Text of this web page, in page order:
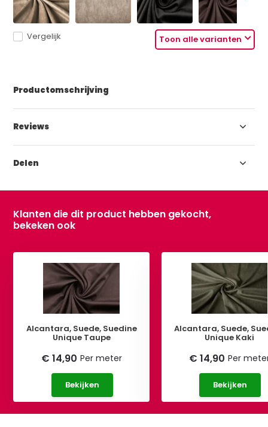
Toon alle varianten
Vergelijk
Productomschrijving
Reviews
Delen
Klanten die dit product hebben gekocht,
bekeken ook
Alcantara, Suede, Suedine
Unique Taupe
€ 14,90 Per meter
Bekijken
Alcantara, Suede,
Unique Kaki
€ 14,90 Per
Bekijken